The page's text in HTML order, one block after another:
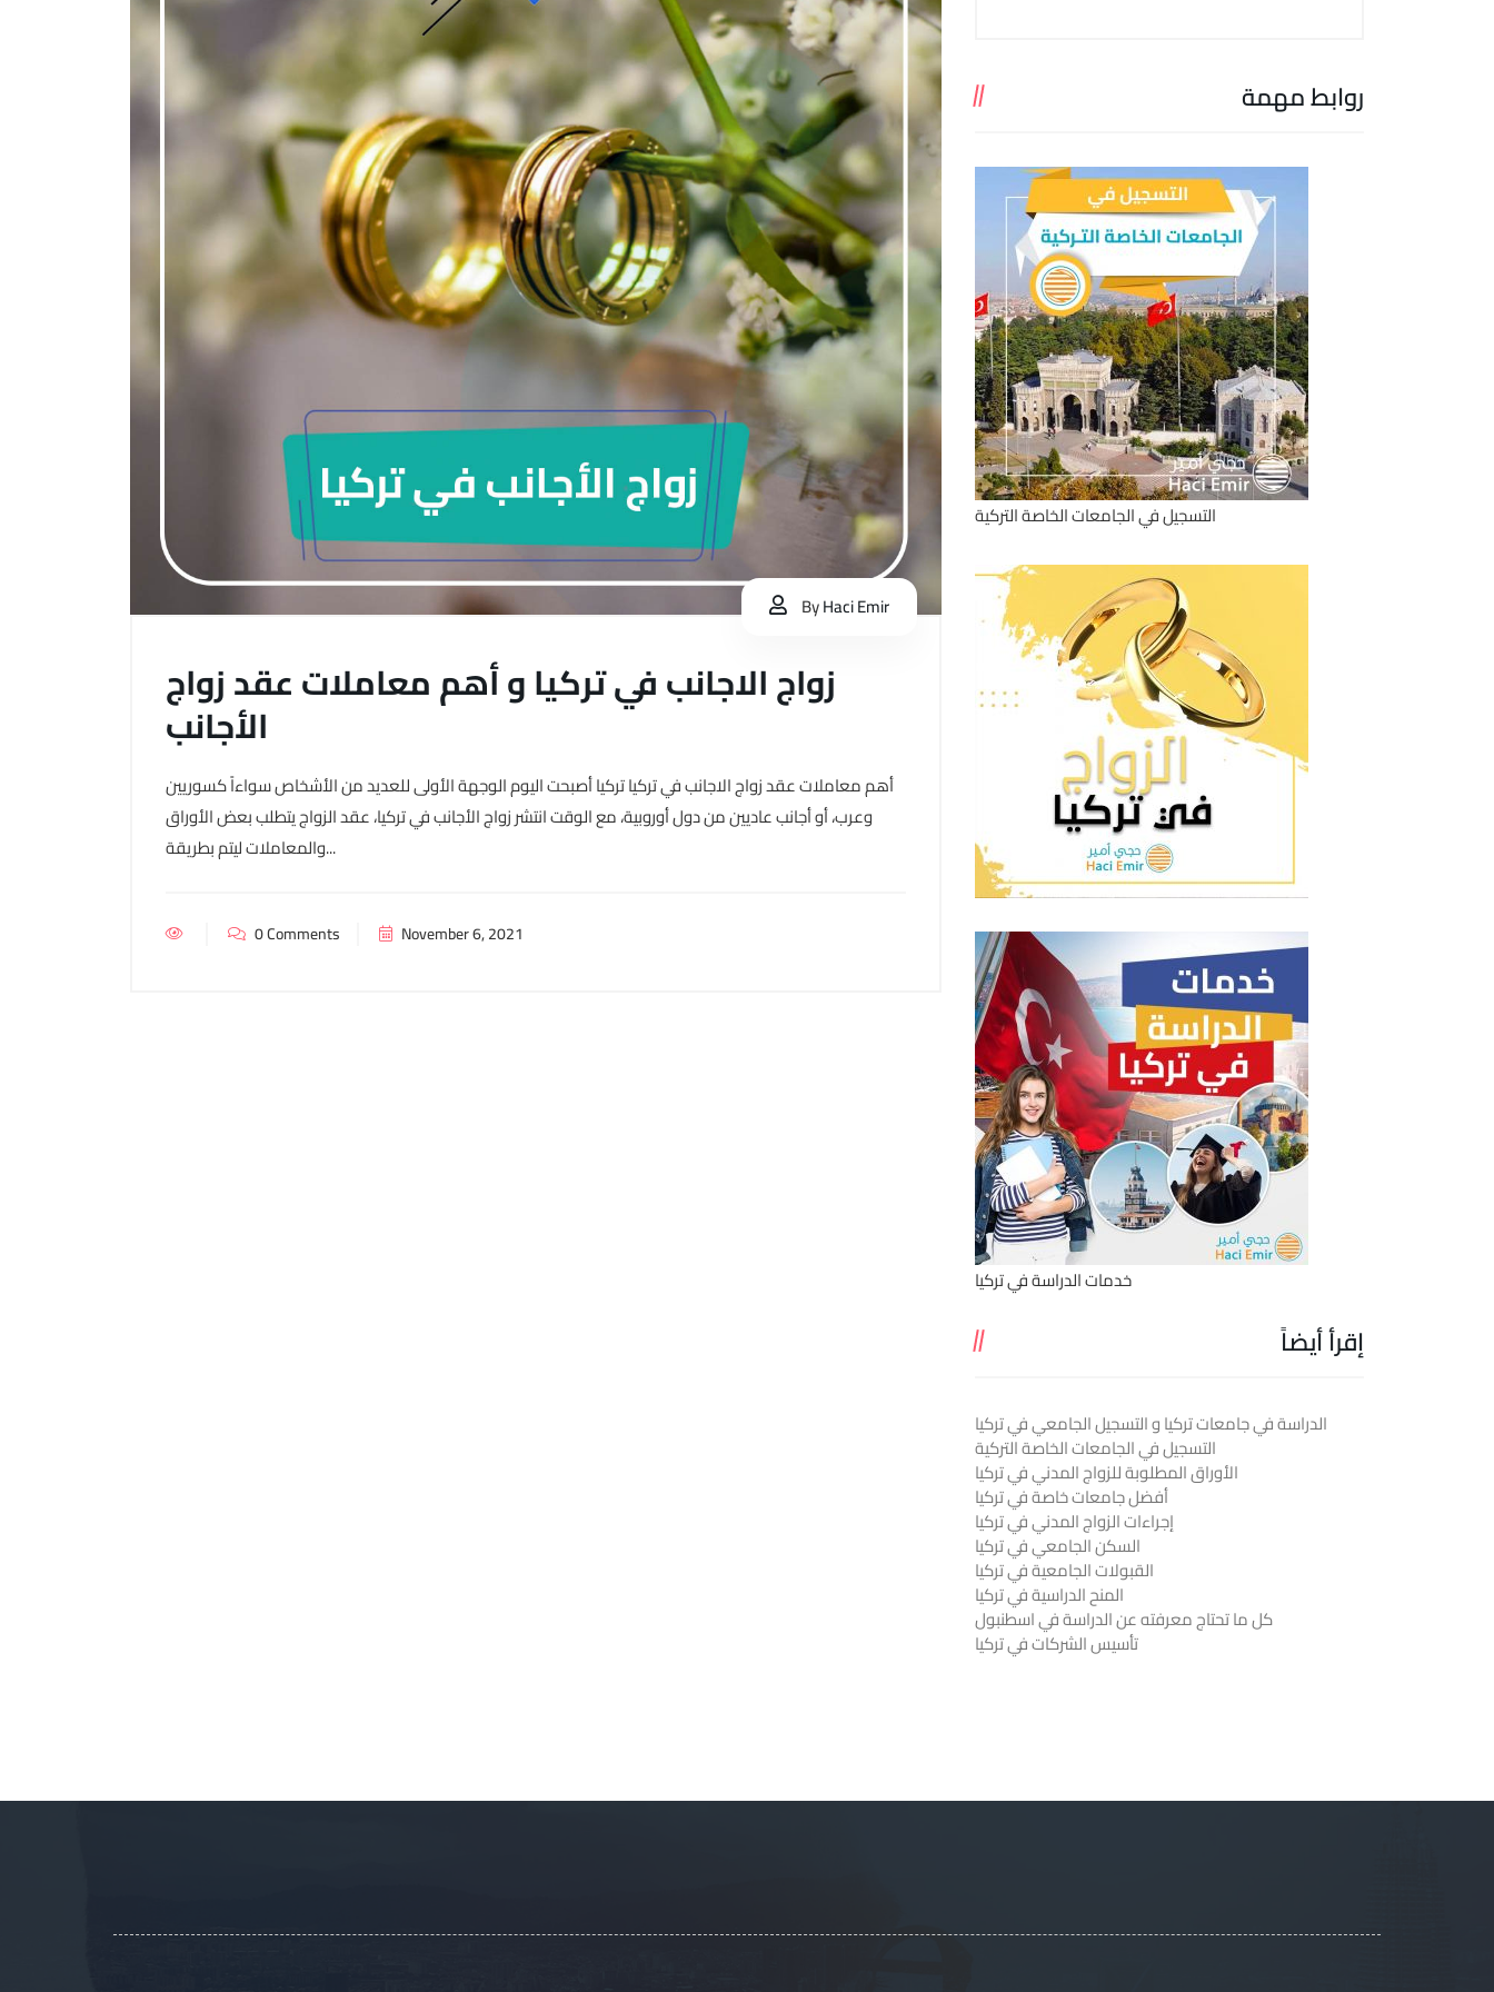
ByHaci Emir
زواج الاجانب في تركيا و أهم معاملات عقد زواج
الأجانب
أهم معاملات عقد زواج الاجانب في تركيا تركيا أصبحت اليوم الوجهة الأولى للعديد من الأشخاص سواءاً كسوريين
وعرب، أو أجانب عاديين من دول أوروبية، مع الوقت انتشر زواج الأجانب في تركيا، عقد الزواج يتطلب بعض الأوراق
والمعاملات ليتم بطريقة...
0 Comments November 6, 2021
روابط مهمة
التسجيل في الجامعات الخاصة التركية
خدمات الدراسة في تركيا
إقرأ أيضاً
الدراسة في جامعات تركيا و التسجيل الجامعي في تركيا
التسجيل في الجامعات الخاصة التركية
الأوراق المطلوبة للزواج المدني في تركيا
أفضل جامعات خاصة في تركيا
إجراءات الزواج المدني في تركيا
السكن الجامعي في تركيا
القبولات الجامعية في تركيا
المنح الدراسية في تركيا
كل ما تحتاج معرفته عن الدراسة في اسطنبول
تأسيس الشركات في تركيا